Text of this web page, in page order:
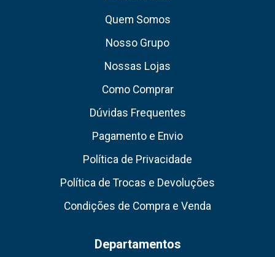
Quem Somos
Nosso Grupo
Nossas Lojas
Como Comprar
Dúvidas Frequentes
Pagamento e Envio
Política de Privacidade
Política de Trocas e Devoluções
Condições de Compra e Venda
Departamentos